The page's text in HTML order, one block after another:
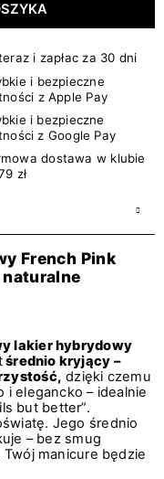
i zapłac za 30 dni
i bezpieczne
z Apple Pay
i bezpieczne
z Google Pay
dostawa w klubie
zł
French Pink
naturalne
lakier hybrydowy
średnio kryjący –
dzięki czemu
i elegancko – idealnie
but better”.
Jego średnio
– bez smug
manicure będzie